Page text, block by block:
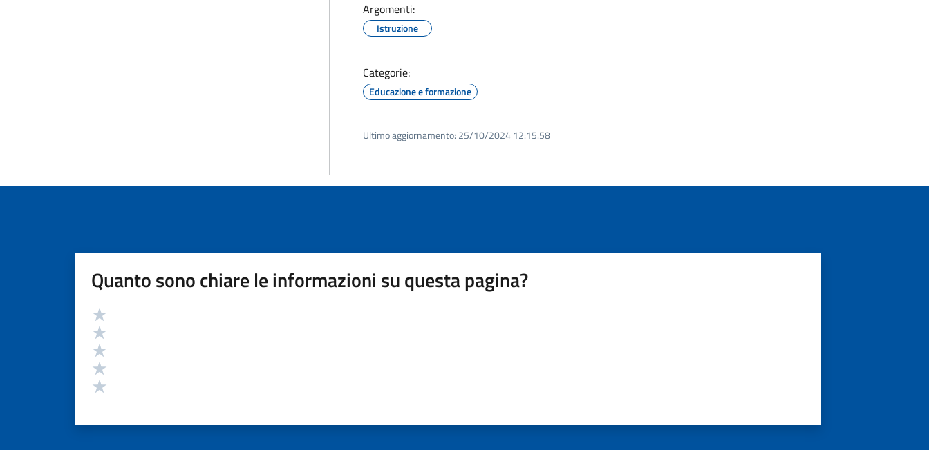
Argomenti:
Istruzione
Categorie:
Educazione e formazione
Ultimo aggiornamento: 25/10/2024 12:15.58
Quanto sono chiare le informazioni su questa pagina?
Valutazione